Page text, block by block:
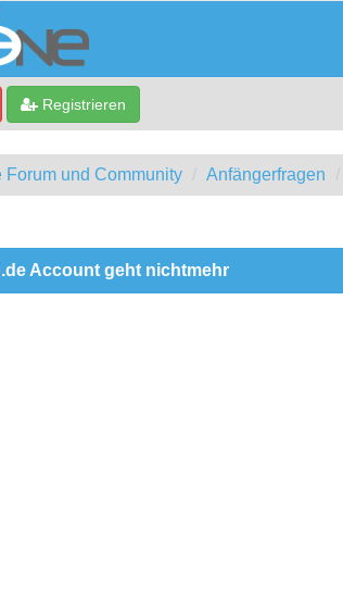
Registrieren
und Community Anfängerfragen
Account geht nichtmehr